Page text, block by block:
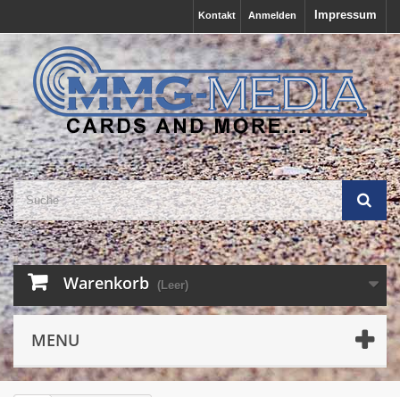
Impressum
Anmelden
Kontakt
Warenkorb (Leer)
MENU